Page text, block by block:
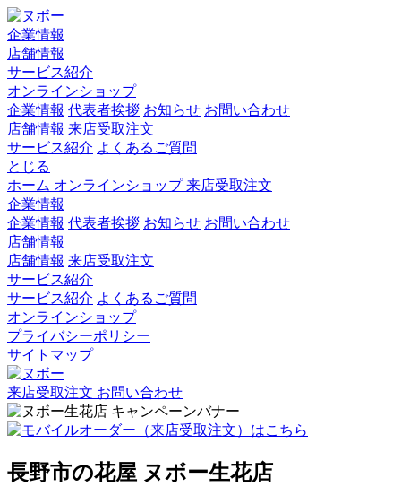
企業情報
店舗情報
サービス紹介
オンラインショップ
企業情報 代表者挨拶 お知らせ お問い合わせ
店舗情報 来店受取注文
サービス紹介 よくあるご質問
とじる
ホーム オンラインショップ来店受取注文
企業情報
企業情報 代表者挨拶 お知らせ お問い合わせ
店舗情報
店舗情報 来店受取注文
サービス紹介
サービス紹介 よくあるご質問
オンラインショップ
プライバシーポリシー
サイトマップ
来店受取注文 お問い合わせ
長野市の花屋 ヌボー生花店